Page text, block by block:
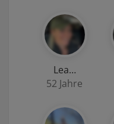
Lea…
52 Jahre